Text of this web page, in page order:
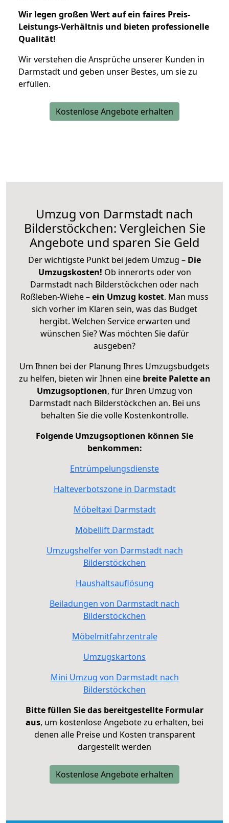
Wir legen großen Wert auf ein faires Preis-
Leistungs-Verhältnis und bieten professionelle
Qualität!
Wir verstehen die Ansprüche unserer Kunden in
Darmstadt und geben unser Bestes, um sie zu
erfüllen.
Kostenlose Angebote erhalten
Umzug von Darmstadt nach
Bilderstöckchen: Vergleichen Sie
Angebote und sparen Sie Geld
Der wichtigste Punkt bei jedem Umzug – Die
Umzugskosten! Ob innerorts oder von
Darmstadt nach Bilderstöckchen oder nach
Roßleben-Wiehe –ein Umzug kostet. Man muss
sich vorher im Klaren sein, was das Budget
hergibt. Welchen Service erwarten und
wünschen Sie? Was möchten Sie dafür
ausgeben?
Um Ihnen bei der Planung Ihres Umzugsbudgets
zu helfen, bieten wir Ihnen eine breite Palette an
Umzugsoptionen, für Ihren Umzug von
Darmstadt nach Bilderstöckchen an. Bei uns
behalten Sie die volle Kostenkontrolle.
Folgende Umzugsoptionen können Sie
benkommen:
Entrümpelungsdienste
Halteverbotszone in Darmstadt
Möbeltaxi Darmstadt
Möbellift Darmstadt
Umzugshelfer von Darmstadt nach
Bilderstöckchen
Haushaltsauflösung
Beiladungen von Darmstadt nach
Bilderstöckchen
Möbelmitfahrzentrale
Umzugskartons
Mini Umzug von Darmstadt nach
Bilderstöckchen
Bitte füllen Sie das bereitgestellte Formular
aus, um kostenlose Angebote zu erhalten, bei
denen alle Preise und Kosten transparent
dargestellt werden
Kostenlose Angebote erhalten